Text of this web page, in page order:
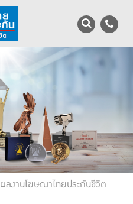
TH EN
ผลงานโฆษณาไทยประกันชีวิต